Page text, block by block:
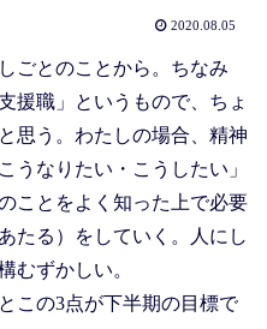
2020.08.05
ごとのことから。ちなみ
援職」というもので、ちょ
思う。わたしの場合、精神
うなりたい・こうしたい」
ことをよく知った上で必要
たる）をしていく。人にし
むずかしい。
この3点が下半期の目標で